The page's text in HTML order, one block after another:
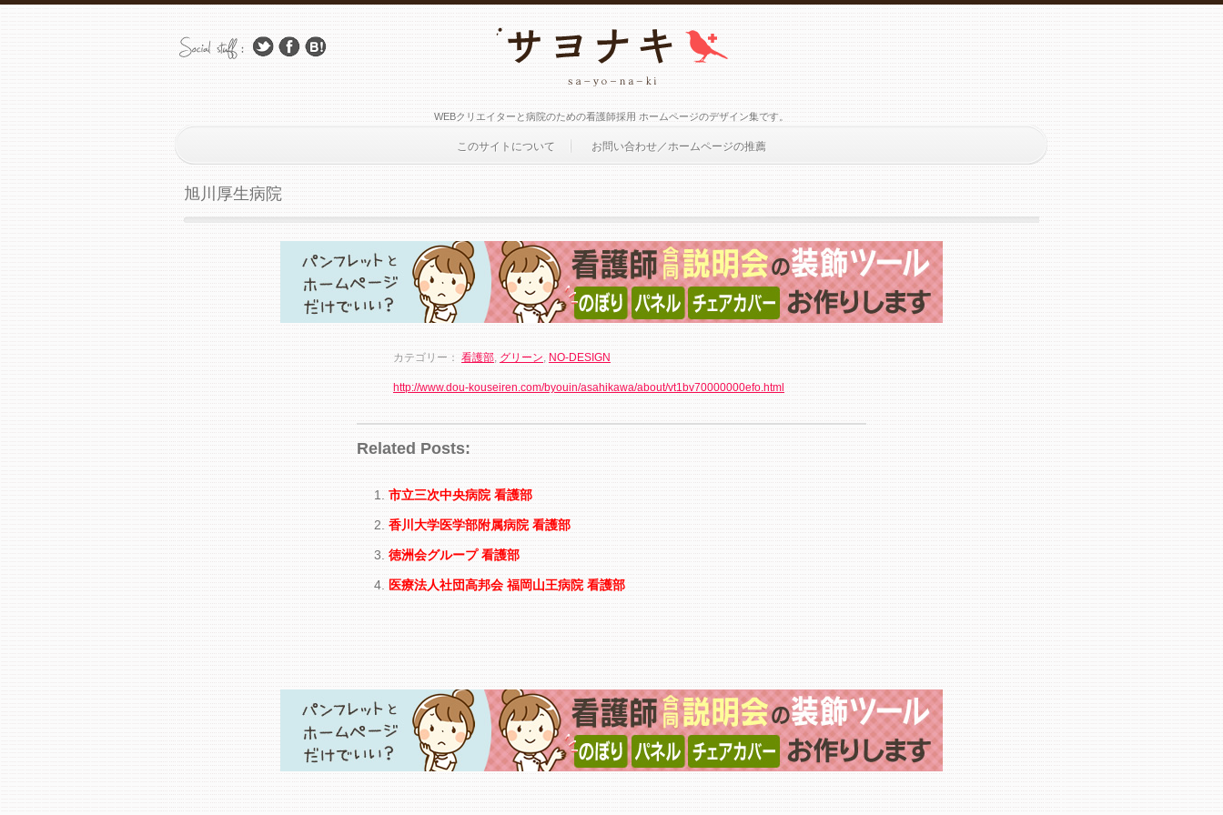
WEBクリエイターと病院のための看護師採用 ホームページのデザイン集です。
このサイトについて お問い合わせ／ホームページの推薦
旭川厚生病院
カテゴリー： 看護部, グリーン, NO-DESIGN
http://www.dou-kouseiren.com/byouin/asahikawa/about/vt1bv70000000efo.html
Related Posts:
市立三次中央病院 看護部
香川大学医学部附属病院 看護部
徳洲会グループ 看護部
医療法人社団高邦会 福岡山王病院 看護部